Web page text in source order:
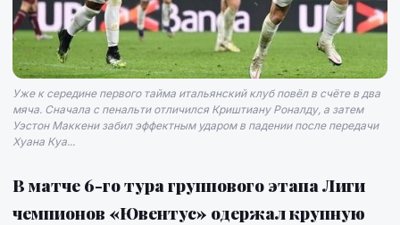
Уже к середине первого тайма итальянский клуб повёл в счёте в два
мяча. Сначала с пенальти отличился Криштиану Роналду, а затем
Уэстон Маккени забил эффектным ударом в падении после передачи
Хуана Куа...
В матче 6-го тура группового этапа Лиги
чемпионов «Ювентус» одержал крупную